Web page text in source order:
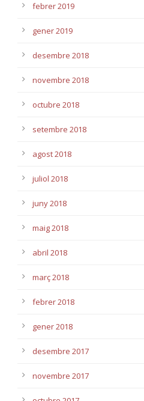
febrer 2019
gener 2019
desembre 2018
novembre 2018
octubre 2018
setembre 2018
agost 2018
juliol 2018
juny 2018
maig 2018
abril 2018
març 2018
febrer 2018
gener 2018
desembre 2017
novembre 2017